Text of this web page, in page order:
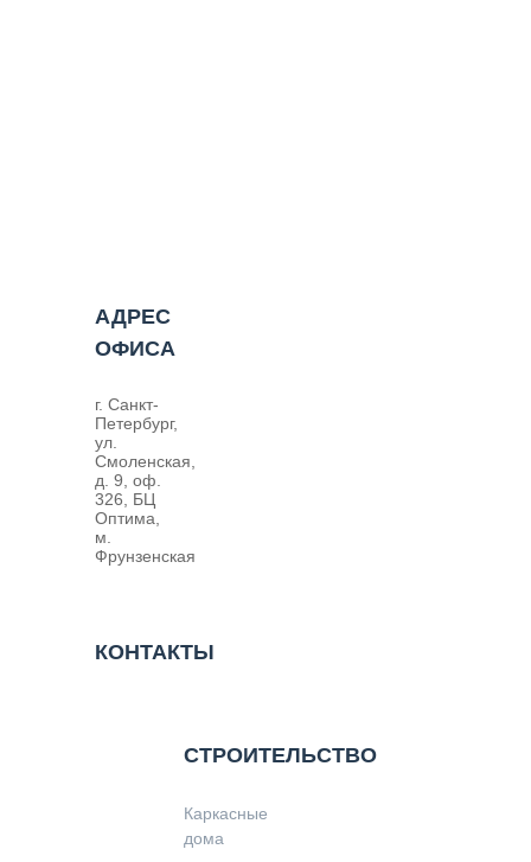
АДРЕС
ОФИСА
г. Санкт-
Петербург,
ул.
Смоленская,
д. 9, оф.
326, БЦ
Оптима,
м.
Фрунзенская
КОНТАКТЫ
СТРОИТЕЛЬСТВО
Каркасные
дома